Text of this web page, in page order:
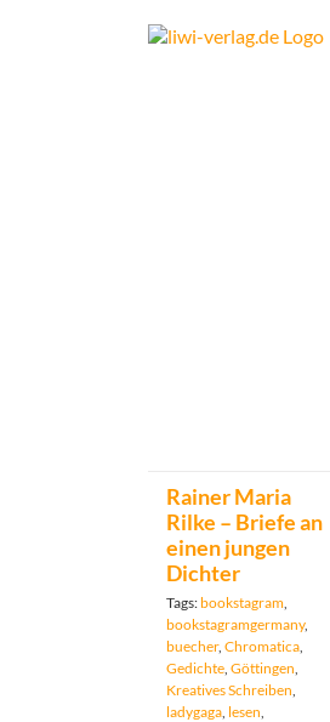
Rainer Maria
Rilke – Briefe an
einen jungen
Dichter
Tags:bookstagram
bookstagramgermany,
buecher, Chromatica
Gedichte Göttingen
Kreatives Schreiben
ladygaga lesen